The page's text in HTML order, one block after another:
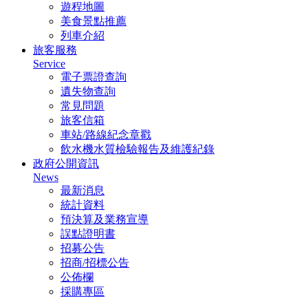
遊程地圖
美食景點推薦
列車介紹
旅客服務
Service
電子票證查詢
遺失物查詢
常見問題
旅客信箱
車站/路線紀念章戳
飲水機水質檢驗報告及維護紀錄
政府公開資訊
News
最新消息
統計資料
預決算及業務宣導
誤點證明書
招募公告
招商/招標公告
公佈欄
採購專區